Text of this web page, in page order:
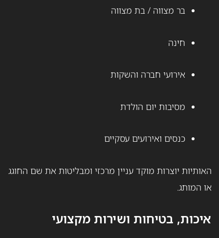
בר מצווה / בת מצווה
חינה
אירועי חברה והשקות
מסיבות יום הולדת
כנסים ואירועים עסקיים
האותיות יוצרות מוקד עניין מרכזי ומבליטות את שם החוגג
או המותג.
איכות, בטיחות ושירות מקצועי